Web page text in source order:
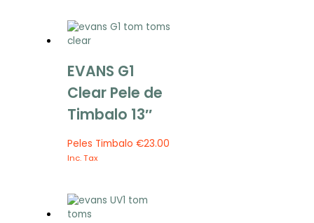
EVANS G1
Clear Pele de
Timbalo 13″
Peles Timbalo€23.00
Inc. Tax